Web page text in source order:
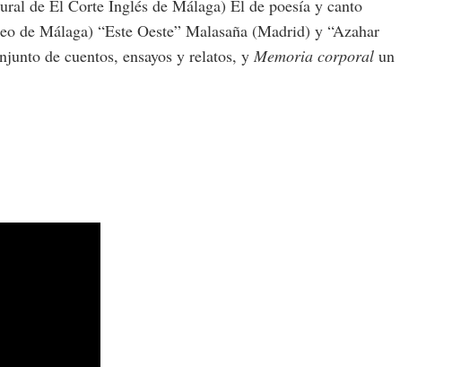
de El Corte Inglés de Málaga) El de poesía y canto
Málaga) “Este Oeste” Malasaña (Madrid) y “Azahar
de cuentos, ensayos y relatos, y Memoria corporal un